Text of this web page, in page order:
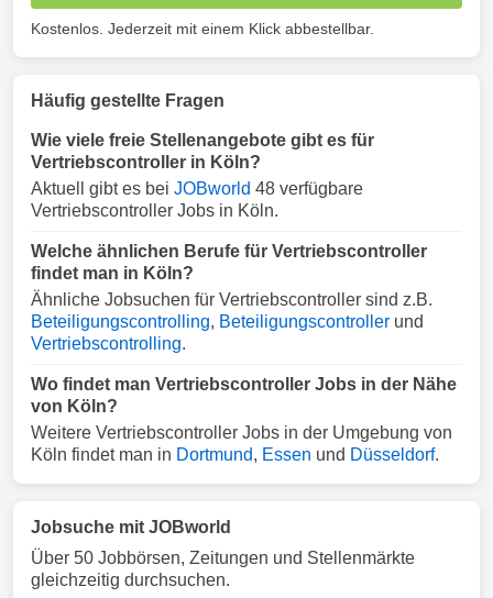
Kostenlos. Jederzeit mit einem Klick abbestellbar.
Häufig gestellte Fragen
Wie viele freie Stellenangebote gibt es für
Vertriebscontroller in Köln?
Aktuell gibt es bei JOBworld 48 verfügbare
Vertriebscontroller Jobs in Köln.
Welche ähnlichen Berufe für Vertriebscontroller
findet man in Köln?
Ähnliche Jobsuchen für Vertriebscontroller sind z.B.
Beteiligungscontrolling, Beteiligungscontroller und
Vertriebscontrolling.
Wo findet man Vertriebscontroller Jobs in der Nähe
von Köln?
Weitere Vertriebscontroller Jobs in der Umgebung von
Köln findet man in Dortmund, Essen und Düsseldorf.
Jobsuche mit JOBworld
Über 50 Jobbörsen, Zeitungen und Stellenmärkte
gleichzeitig durchsuchen.